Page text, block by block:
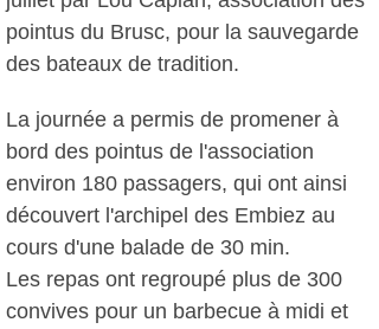
pointus du Brusc, pour la sauvegarde
des bateaux de tradition.
La journée a permis de promener à
bord des pointus de l'association
environ 180 passagers, qui ont ainsi
découvert l'archipel des Embiez au
cours d'une balade de 30 min.
Les repas ont regroupé plus de 300
convives pour un barbecue à midi et